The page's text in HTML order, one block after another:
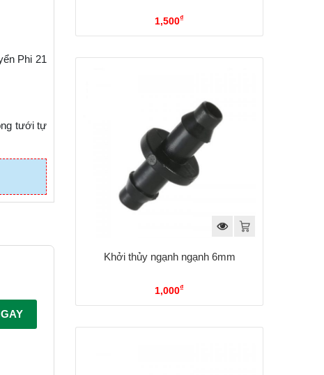
Phi 21
tưới tự
1,500₫
Khởi thủy ngạnh ngạnh 6mm
1,000₫